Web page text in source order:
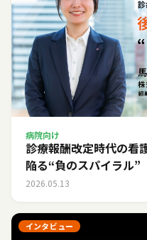
病院向け
診療報酬改定時代の看
陥る“負のスパイラル”
2026.05.13
インタビュー